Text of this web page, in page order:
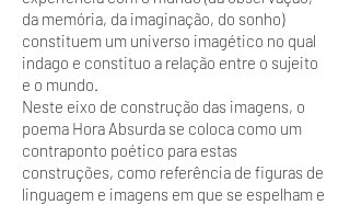
da memória, da imaginação, do sonho)
constituem um universo imagético no qual
indago e constituo a relação entre o sujeito
e o mundo.
Neste eixo de construção das imagens, o
poema Hora Absurda se coloca como um
contraponto poético para estas
construções, como referência de figuras de
linguagem e imagens em que se espelham e